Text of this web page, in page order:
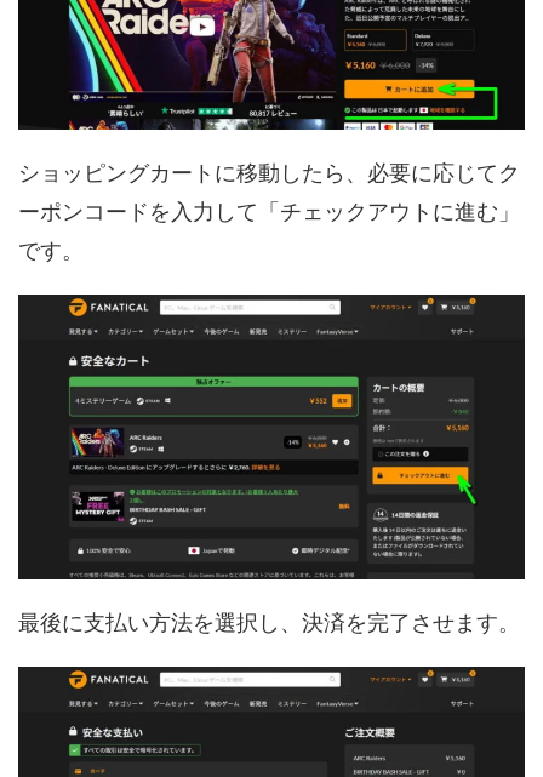
ショッピングカートに移動したら、必要に応じてク
ーポンコードを入力して「チェックアウトに進む」
です。
最後に支払い方法を選択し、決済を完了させます。